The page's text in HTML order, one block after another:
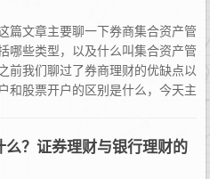
篇文章主要聊一下券商集合资产管
哪些类型，以及什么叫集合资产管
前我们聊过了券商理财的优缺点以
和股票开户的区别是什么，今天主
？证券理财与银行理财的